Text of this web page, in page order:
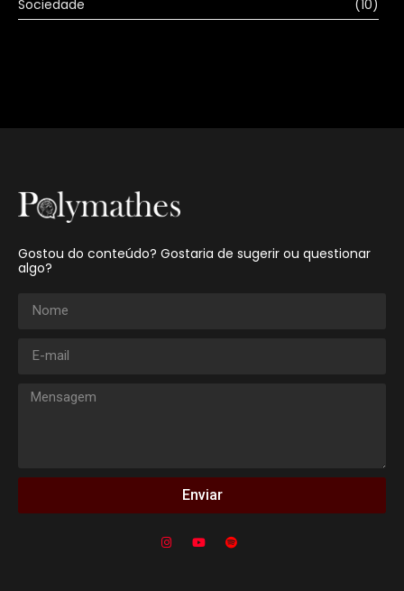
Sociedade
(10)
Gostou do conteúdo? Gostaria de sugerir ou questionar
algo?
Enviar